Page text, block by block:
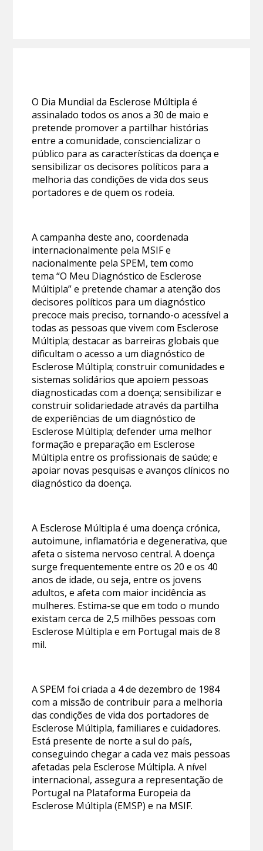
O Dia Mundial da Esclerose Múltipla é
assinalado todos os anos a 30 de maio e
pretende promover a partilhar histórias
entre a comunidade, consciencializar o
público para as características da doença e
sensibilizar os decisores políticos para a
melhoria das condições de vida dos seus
portadores e de quem os rodeia.
A campanha deste ano, coordenada
internacionalmente pela MSIF e
nacionalmente pela SPEM, tem como
tema “O Meu Diagnóstico de Esclerose
Múltipla” e pretende chamar a atenção dos
decisores políticos para um diagnóstico
precoce mais preciso, tornando-o acessível a
todas as pessoas que vivem com Esclerose
Múltipla; destacar as barreiras globais que
dificultam o acesso a um diagnóstico de
Esclerose Múltipla; construir comunidades e
sistemas solidários que apoiem pessoas
diagnosticadas com a doença; sensibilizar e
construir solidariedade através da partilha
de experiências de um diagnóstico de
Esclerose Múltipla; defender uma melhor
formação e preparação em Esclerose
Múltipla entre os profissionais de saúde; e
apoiar novas pesquisas e avanços clínicos no
diagnóstico da doença.
A Esclerose Múltipla é uma doença crónica,
autoimune, inflamatória e degenerativa, que
afeta o sistema nervoso central. A doença
surge frequentemente entre os 20 e os 40
anos de idade, ou seja, entre os jovens
adultos, e afeta com maior incidência as
mulheres. Estima-se que em todo o mundo
existam cerca de 2,5 milhões pessoas com
Esclerose Múltipla e em Portugal mais de 8
mil.
A SPEM foi criada a 4 de dezembro de 1984
com a missão de contribuir para a melhoria
das condições de vida dos portadores de
Esclerose Múltipla, familiares e cuidadores.
Está presente de norte a sul do país,
conseguindo chegar a cada vez mais pessoas
afetadas pela Esclerose Múltipla. A nível
internacional, assegura a representação de
Portugal na Plataforma Europeia da
Esclerose Múltipla (EMSP) e na MSIF.